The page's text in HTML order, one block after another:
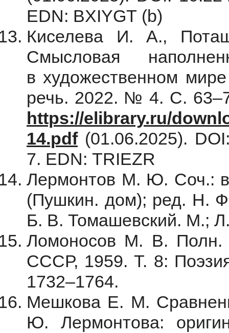
EDN: BXIYGT (b)
Киселева И. А.,
Смысловая
в художественном
речь. 2022. № 4. С.
https://elibrary.ru/
14.pdf(01.06.2025).
7. EDN: TRIEZR
Лермонтов М. Ю. Соч.:
(Пушкин. дом); ред. Н.
Б. В. Томашевский. М.;
Ломоносов М. В.
СССР, 1959. Т. 8:
1732–1764.
Мешкова Е. М.
Ю. Лермонтова: